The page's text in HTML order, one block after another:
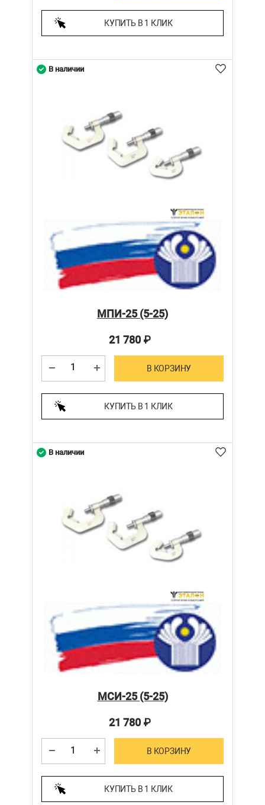
КУПИТЬ В 1 КЛИК
МПИ-25 (5-25)
21 780₽
В КОРЗИНУ
КУПИТЬ В 1 КЛИК
В наличии
МСИ-25 (5-25)
21 780₽
В КОРЗИНУ
КУПИТЬ В 1 КЛИК
В наличии